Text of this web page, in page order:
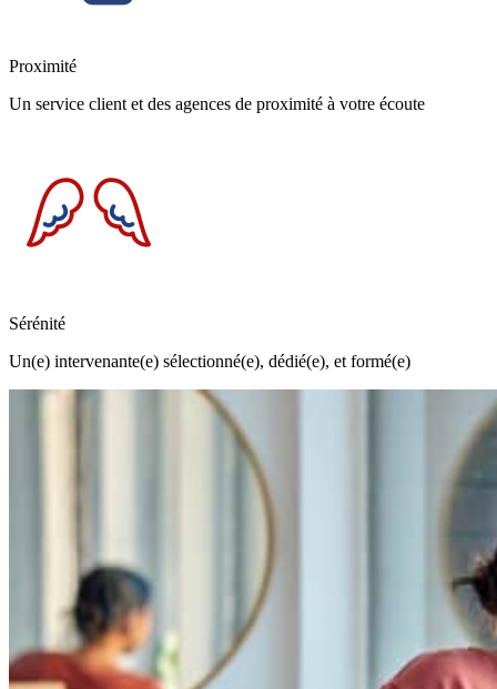
Proximité
Un service client et des agences de proximité à votre écoute
Sérénité
Un(e) intervenante(e) sélectionné(e), dédié(e), et formé(e)